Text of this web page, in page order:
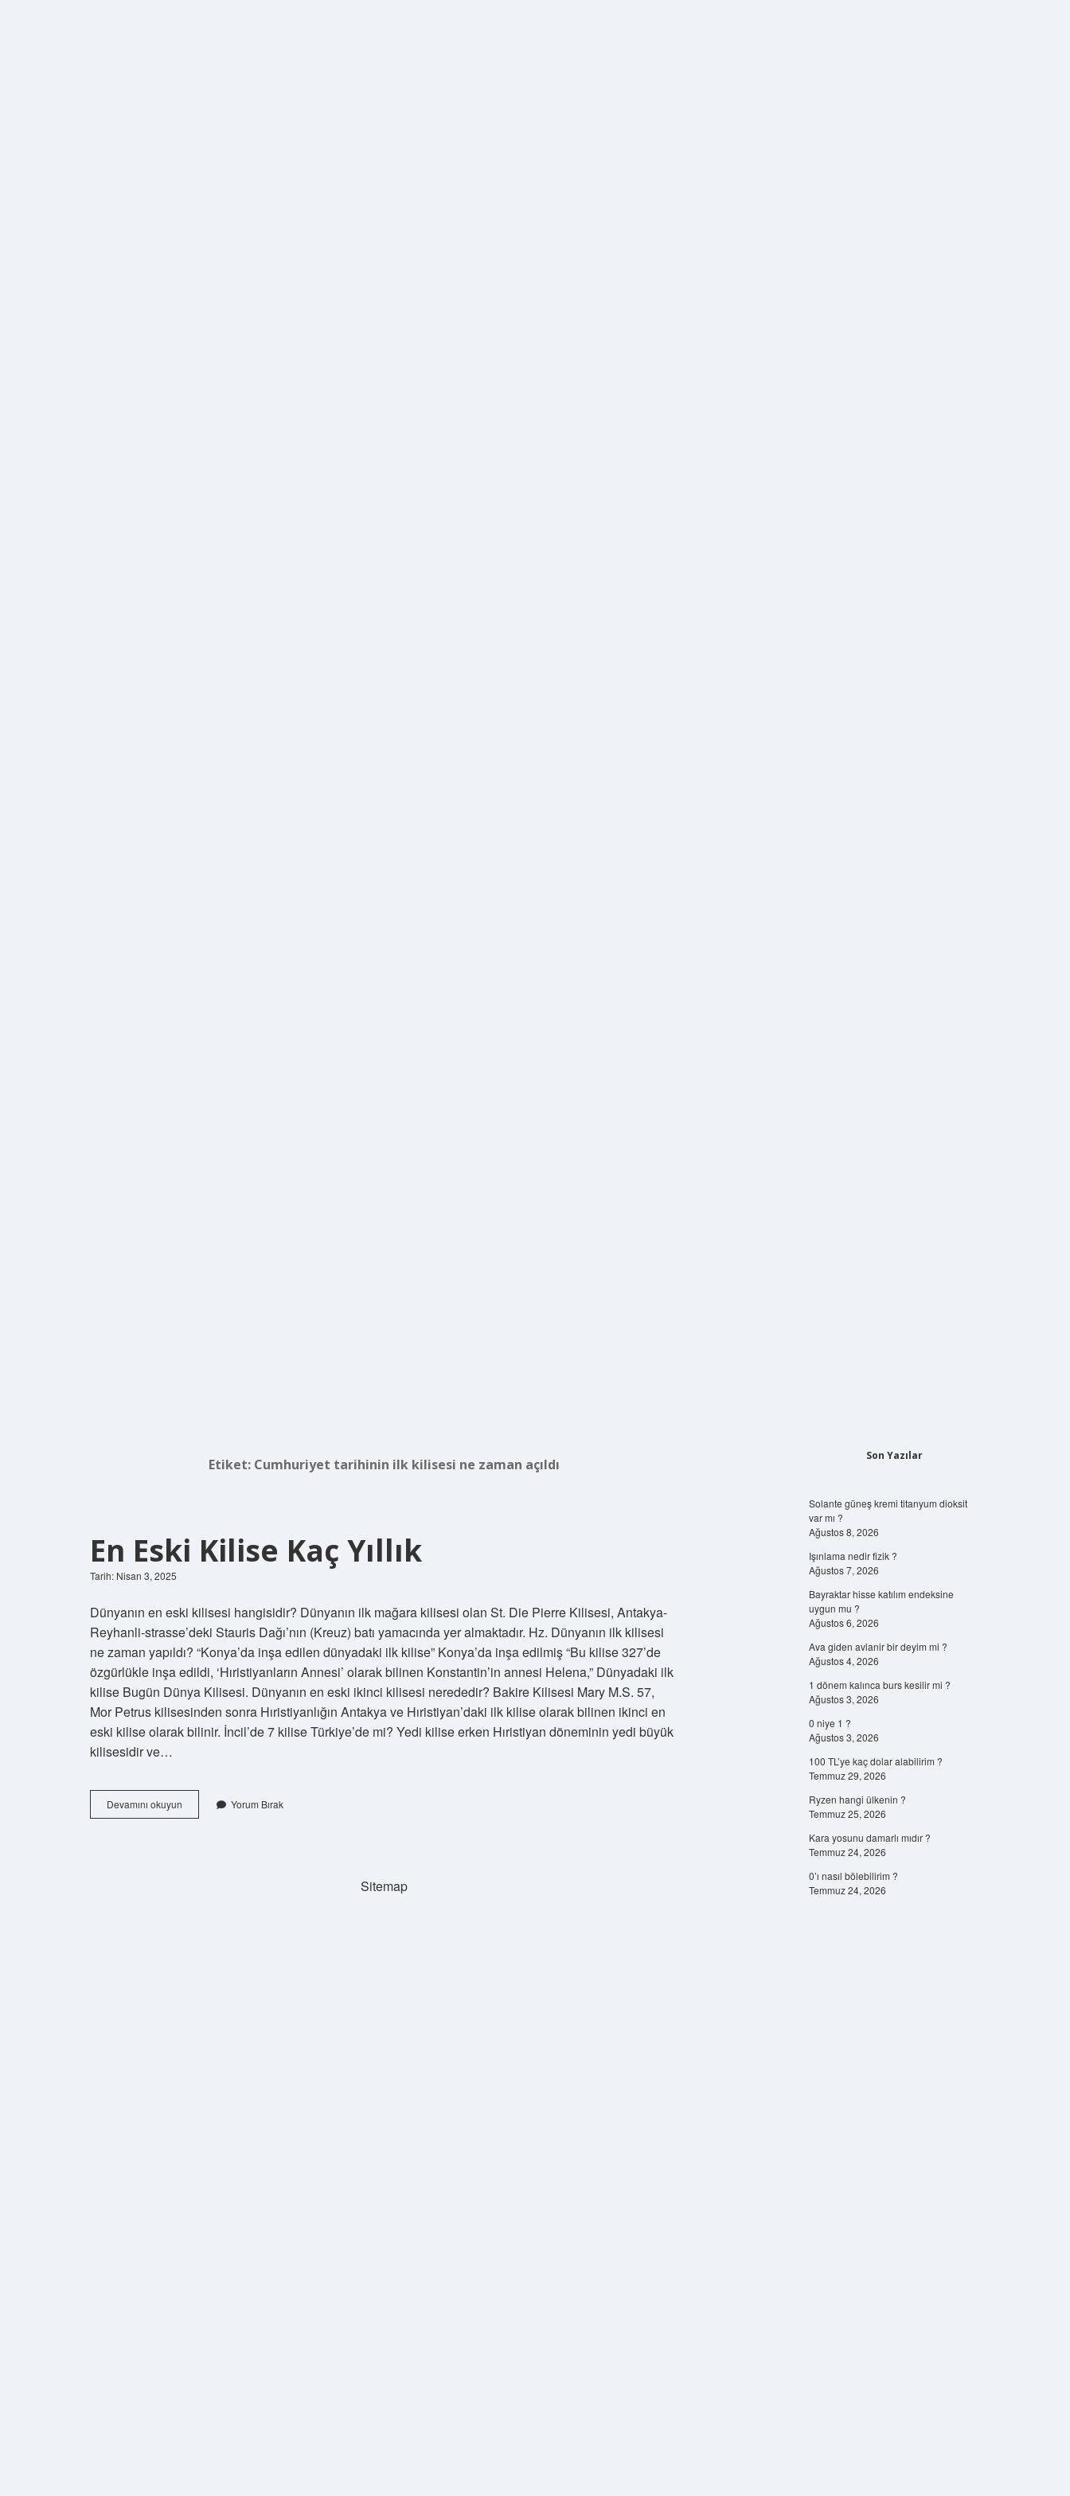
Etiket: Cumhuriyet tarihinin ilk kilisesi ne zaman açıldı
En Eski Kilise Kaç Yıllık
Tarih: Nisan 3, 2025
Dünyanın en eski kilisesi hangisidir? Dünyanın ilk mağara kilisesi olan St. Die Pierre Kilisesi, Antakya-
Reyhanli-strasse’deki Stauris Dağı’nın (Kreuz) batı yamacında yer almaktadır. Hz. Dünyanın ilk kilisesi
ne zaman yapıldı? “Konya’da inşa edilen dünyadaki ilk kilise” Konya’da inşa edilmiş “Bu kilise 327’de
özgürlükle inşa edildi, ‘Hıristiyanların Annesi’ olarak bilinen Konstantin’in annesi Helena,” Dünyadaki ilk
kilise Bugün Dünya Kilisesi. Dünyanın en eski ikinci kilisesi nerededir? Bakire Kilisesi Mary M.S. 57,
Mor Petrus kilisesinden sonra Hıristiyanlığın Antakya ve Hıristiyan’daki ilk kilise olarak bilinen ikinci en
eski kilise olarak bilinir. İncil’de 7 kilise Türkiye’de mi? Yedi kilise erken Hıristiyan döneminin yedi büyük
kilisesidir ve…
Devamını okuyun
Eski
Yorum Bırak
Sitemap
Son Yazılar
Solante güneş kremi titanyum dioksit
var mı ?
Ağustos 8, 2026
Işınlama nedir fizik ?
Ağustos 7, 2026
Bayraktar hisse katılım endeksine
uygun mu ?
Ağustos 6, 2026
Ava giden avlanir bir deyim mi ?
Ağustos 4, 2026
1 dönem kalınca burs kesilir mi ?
Ağustos 3, 2026
0 niye 1 ?
Ağustos 3, 2026
100 TL’ye kaç dolar alabilirim ?
Temmuz 29, 2026
Ryzen hangi ülkenin ?
Temmuz 25, 2026
Kara yosunu damarlı mıdır ?
Temmuz 24, 2026
0’ı nasıl bölebilirim ?
Temmuz 24, 2026